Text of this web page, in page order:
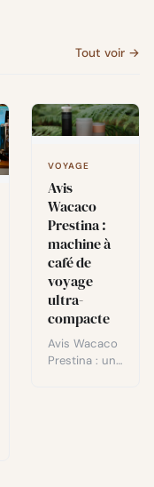
Tout voir →
VOYAGE
Avis
Wacaco
Prestina :
machine à
café de
voyage
ultra-
compacte
Avis Wacaco
Prestina : une